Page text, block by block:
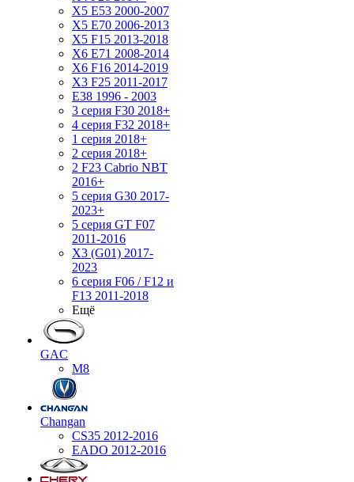
X5 E53 2000-2007
X5 E70 2006-2013
X5 F15 2013-2018
X6 E71 2008-2014
X6 F16 2014-2019
X3 F25 2011-2017
E38 1996 - 2003
3 серия F30 2018+
4 серия F32 2018+
1 серия 2018+
2 серия 2018+
2 F23 Cabrio NBT
2016+
5 серия G30 2017-
2023+
5 серия GT F07
2011-2016
X3 (G01) 2017-
2023
6 серия F06 / F12 и
F13 2011-2018
Ещё
GAC
M8
Changan
CS35 2012-2016
EADO 2012-2016